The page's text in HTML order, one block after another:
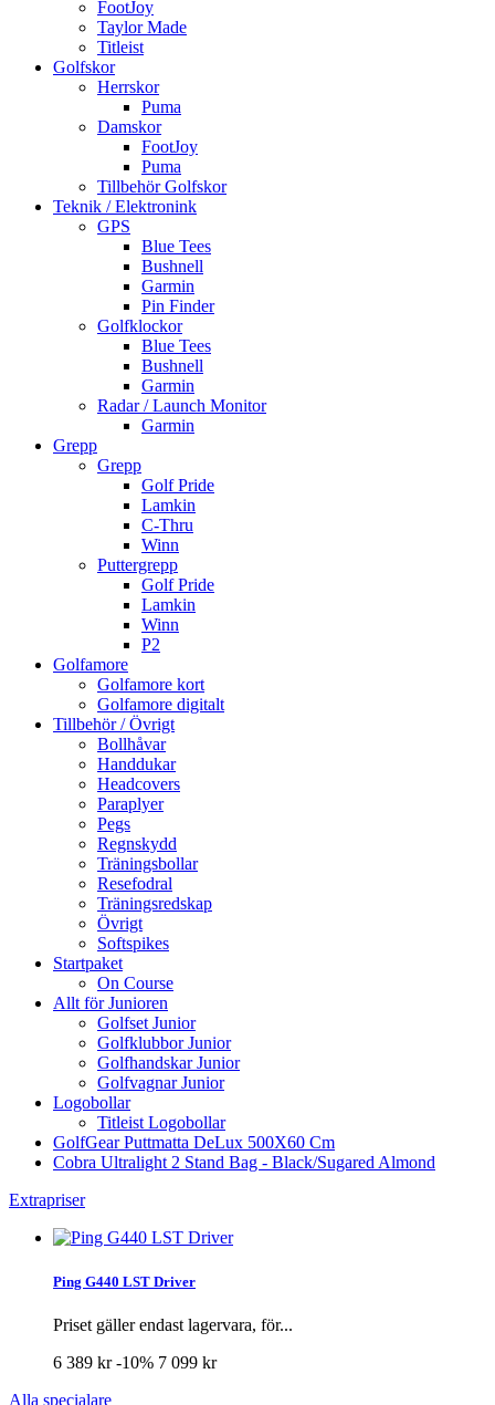
FootJoy
Taylor Made
Titleist
Golfskor
Herrskor
Puma
Damskor
FootJoy
Puma
Tillbehör Golfskor
Teknik / Elektronink
GPS
Blue Tees
Bushnell
Garmin
Pin Finder
Golfklockor
Blue Tees
Bushnell
Garmin
Radar / Launch Monitor
Garmin
Grepp
Grepp
Golf Pride
Lamkin
C-Thru
Winn
Puttergrepp
Golf Pride
Lamkin
Winn
P2
Golfamore
Golfamore kort
Golfamore digitalt
Tillbehör / Övrigt
Bollhåvar
Handdukar
Headcovers
Paraplyer
Pegs
Regnskydd
Träningsbollar
Resefodral
Träningsredskap
Övrigt
Softspikes
Startpaket
On Course
Allt för Junioren
Golfset Junior
Golfklubbor Junior
Golfhandskar Junior
Golfvagnar Junior
Logobollar
Titleist Logobollar
GolfGear Puttmatta DeLux 500X60 Cm
Cobra Ultralight 2 Stand Bag - Black/Sugared Almond
Extrapriser
Ping G440 LST Driver
Priset gäller endast lagervara, för...
6 389 kr-10% 7 099 kr
Alla specialare